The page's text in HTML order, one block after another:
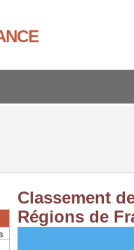
Classement
Régions de